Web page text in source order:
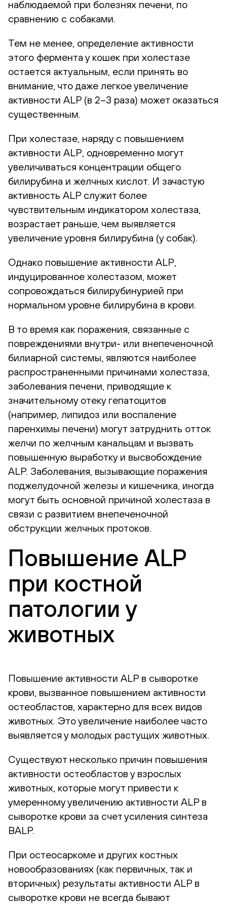
наблюдаемой при болезнях печени, по
сравнению с собаками.
Тем не менее, определение активности
этого фермента у кошек при холестазе
остается актуальным, если принять во
внимание, что даже легкое увеличение
активности ALP (в 2–3 раза) может оказаться
существенным.
При холестазе, наряду с повышением
активности ALP, одновременно могут
увеличиваться концентрации общего
билирубина и желчных кислот. И зачастую
активность ALP служит более
чувствительным индикатором холестаза,
возрастает раньше, чем выявляется
увеличение уровня билирубина (у собак).
Однако повышение активности ALP,
индуцированное холестазом, может
сопровождаться билирубинурией при
нормальном уровне билирубина в крови.
В то время как поражения, связанные с
повреждениями внутри- или внепеченочной
билиарной системы, являются наиболее
распространенными причинами холестаза,
заболевания печени, приводящие к
значительному отеку гепатоцитов
(например, липидоз или воспаление
паренхимы печени) могут затруднить отток
желчи по желчным канальцам и вызвать
повышенную выработку и высвобождение
ALP. Заболевания, вызывающие поражения
поджелудочной железы и кишечника, иногда
могут быть основной причиной холестаза в
связи с развитием внепеченочной
обструкции желчных протоков.
Повышение ALP
при костной
патологии у
животных
Повышение активности ALP в сыворотке
крови, вызванное повышением активности
остеобластов, характерно для всех видов
животных. Это увеличение наиболее часто
выявляется у молодых растущих животных.
Существуют несколько причин повышения
активности остеобластов у взрослых
животных, которые могут привести к
умеренному увеличению активности ALP в
сыворотке крови за счет усиления синтеза
BALP.
При остеосаркоме и других костных
новообразованиях (как первичных, так и
вторичных) результаты активности ALP в
сыворотке крови не всегда бывают